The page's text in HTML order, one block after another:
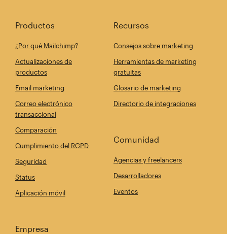
Productos
¿Por qué Mailchimp?
Actualizaciones de
productos
Email marketing
Correo electrónico
transaccional
Comparación
Cumplimiento del RGPD
Seguridad
Status
Aplicación móvil
Recursos
Consejos sobre marketing
Herramientas de marketing
gratuitas
Glosario de marketing
Directorio de integraciones
Comunidad
Agencias y freelancers
Desarrolladores
Eventos
Empresa